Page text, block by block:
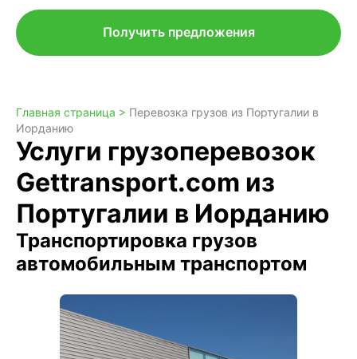
Получить предложения
Главная страница > Перевозка грузов из Португалии в
Иорданию
Услуги грузоперевозок
Gettransport.com из
Португалии в Иорданию
Транспортировка грузов
автомобильным транспортом